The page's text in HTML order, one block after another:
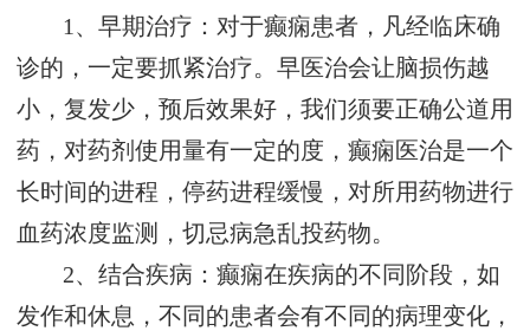
1、早期治疗：对于癫痫患者，凡经临床确
诊的，一定要抓紧治疗。早医治会让脑损伤越
小，复发少，预后效果好，我们须要正确公道用
药，对药剂使用量有一定的度，癫痫医治是一个
长时间的进程，停药进程缓慢，对所用药物进行
血药浓度监测，切忌病急乱投药物。
2、结合疾病：癫痫在疾病的不同阶段，如
发作和休息，不同的患者会有不同的病理变化，